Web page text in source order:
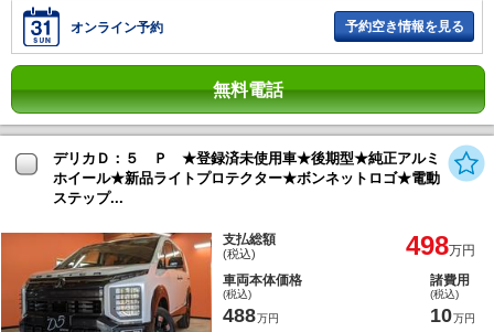
オンライン予約 予約空き情報を見る
無料電話
デリカＤ：５ Ｐ ★登録済未使用車★後期型★純正アルミ
ホイール★新品ライトプロテクター★ボンネットロゴ★電動
ステップ...
支払総額
(税込) 498万円
車両本体価格
(税込)
488万円
諸費用
(税込)
10万円